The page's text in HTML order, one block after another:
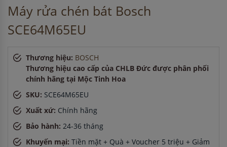
giờ
Chị Thảo
Máy rửa chén bát Bosch
SCE64M65EU
Thương hiệu: BOSCH
Thương hiệu cao cấp của CHLB Đức được phân phối
chính hãng tại Mộc Tinh Hoa
SKU: SCE64M65EU
Xuất xứ: Chính hãng
Bảo hành: 24-36 tháng
Khuyến mại: Tiền mặt + Quà + Voucher 5 triệu + Giảm